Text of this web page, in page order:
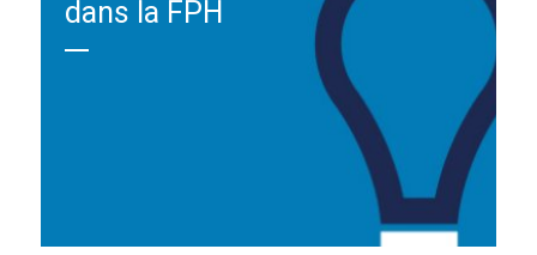
dans la FPH